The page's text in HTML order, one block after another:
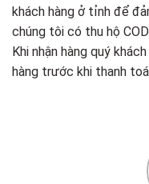
khách hàng ở tỉnh để
chúng tôi có thu hộ
Khi nhận hàng quý
hàng trước khi thanh